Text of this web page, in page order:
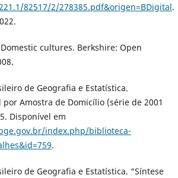
82517/2/278385.pdf&origen=BDigital.
Domestic cultures. Berkshire: Open
de Geografia e Estatística.
por Amostra de Domicílio (série de 2001
Disponível em
index.php/biblioteca-
.
de Geografia e Estatística. “Síntese